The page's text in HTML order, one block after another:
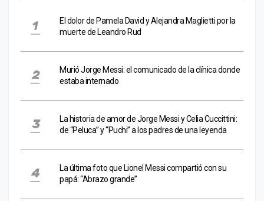
El dolor de Pamela David y Alejandra Maglietti por la
muerte de Leandro Rud
Murió Jorge Messi: el comunicado de la clínica donde
estaba internado
La historia de amor de Jorge Messi y Celia Cuccittini:
de “Peluca” y “Puchi” a los padres de una leyenda
La última foto que Lionel Messi compartió con su
papá: “Abrazo grande”